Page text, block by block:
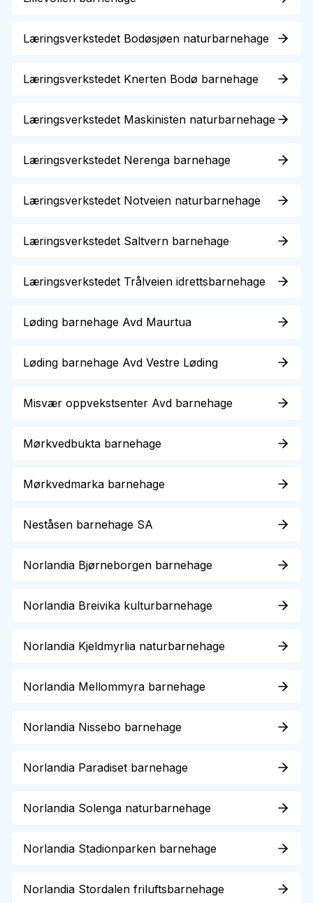
Læringsverkstedet Bodøsjøen naturbarnehage
Læringsverkstedet Knerten Bodø barnehage
Læringsverkstedet Maskinisten naturbarnehage
Læringsverkstedet Nerenga barnehage
Læringsverkstedet Notveien naturbarnehage
Læringsverkstedet Saltvern barnehage
Læringsverkstedet Trålveien idrettsbarnehage
Løding barnehage Avd Maurtua
Løding barnehage Avd Vestre Løding
Misvær oppvekstsenter Avd barnehage
Mørkvedbukta barnehage
Mørkvedmarka barnehage
Neståsen barnehage SA
Norlandia Bjørneborgen barnehage
Norlandia Breivika kulturbarnehage
Norlandia Kjeldmyrlia naturbarnehage
Norlandia Mellommyra barnehage
Norlandia Nissebo barnehage
Norlandia Paradiset barnehage
Norlandia Solenga naturbarnehage
Norlandia Stadionparken barnehage
Norlandia Stordalen friluftsbarnehage